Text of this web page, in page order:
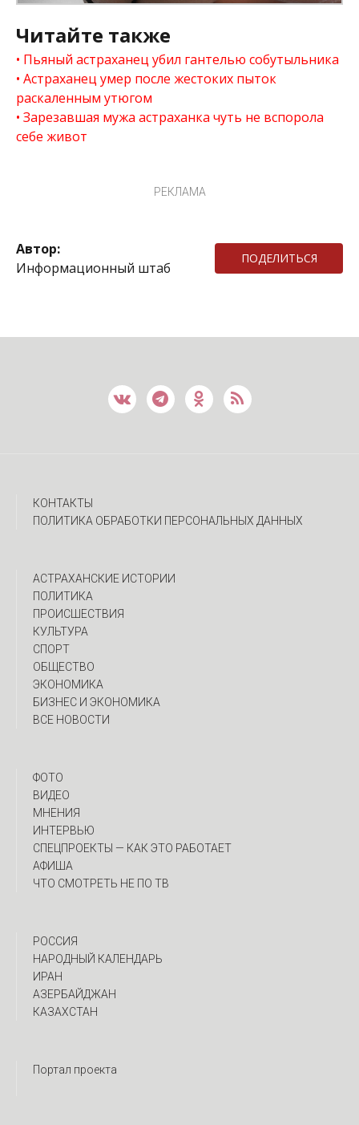
Читайте также
Пьяный астраханец убил гантелью собутыльника
Астраханец умер после жестоких пыток
раскаленным утюгом
Зарезавшая мужа астраханка чуть не вспорола
себе живот
РЕКЛАМА
Автор:
Информационный штаб
ПОДЕЛИТЬСЯ
КОНТАКТЫ
ПОЛИТИКА ОБРАБОТКИ ПЕРСОНАЛЬНЫХ ДАННЫХ
АСТРАХАНСКИЕ ИСТОРИИ
ПОЛИТИКА
ПРОИСШЕСТВИЯ
КУЛЬТУРА
СПОРТ
ОБЩЕСТВО
ЭКОНОМИКА
БИЗНЕС И ЭКОНОМИКА
ВСЕ НОВОСТИ
ФОТО
ВИДЕО
МНЕНИЯ
ИНТЕРВЬЮ
CПЕЦПРОЕКТЫ — КАК ЭТО РАБОТАЕТ
АФИША
ЧТО СМОТРЕТЬ НЕ ПО ТВ
РОССИЯ
НАРОДНЫЙ КАЛЕНДАРЬ
ИРАН
АЗЕРБАЙДЖАН
КАЗАХСТАН
Портал проекта